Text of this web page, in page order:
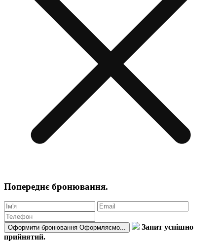
Попереднє бронювання.
Оформити бронювання Оформляємо...
Запит успішно
прийнятий.